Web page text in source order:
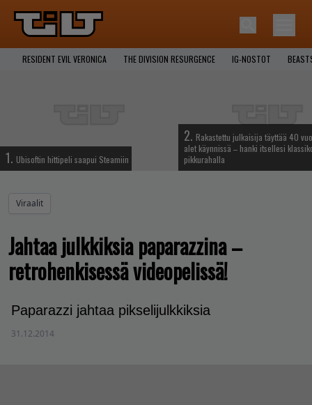
RESIDENT EVIL VERONICA THE DIVISION RESURGENCE IG-NOSTOT
1. Ubisoftin hittipeli saapui Steamiin
2. Rakastettu julkaisija täyttää 40
alet käynnissä – hanki itsellesi
pikkurahalla
Viraalit
Jahtaa julkkiksia paparazzina –
retrohenkisessä videopelissä!
Paparazzi jahtaa pikselijulkkiksia
31.12.2014